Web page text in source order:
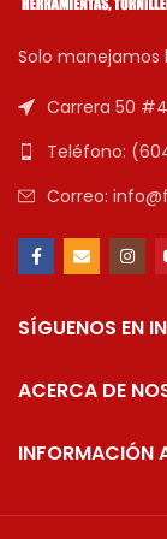
Solo manejamos
Carrera 50
Teléfono:
Correo:
SÍGUENOS EN
ACERCA DE
INFORMACIÓN